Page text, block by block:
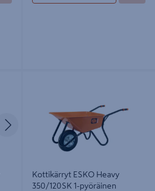
Kottikärryt ESKO Heavy
350/120SK 1-pyöräinen